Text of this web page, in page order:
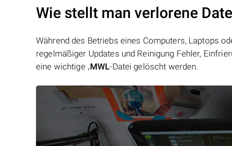
Wie stellt man verlorene
Während des Betriebs eines Computers, Laptops
regelmäßiger Updates und Reinigung Fehler,
eine wichtige .MWL-Datei gelöscht werden.